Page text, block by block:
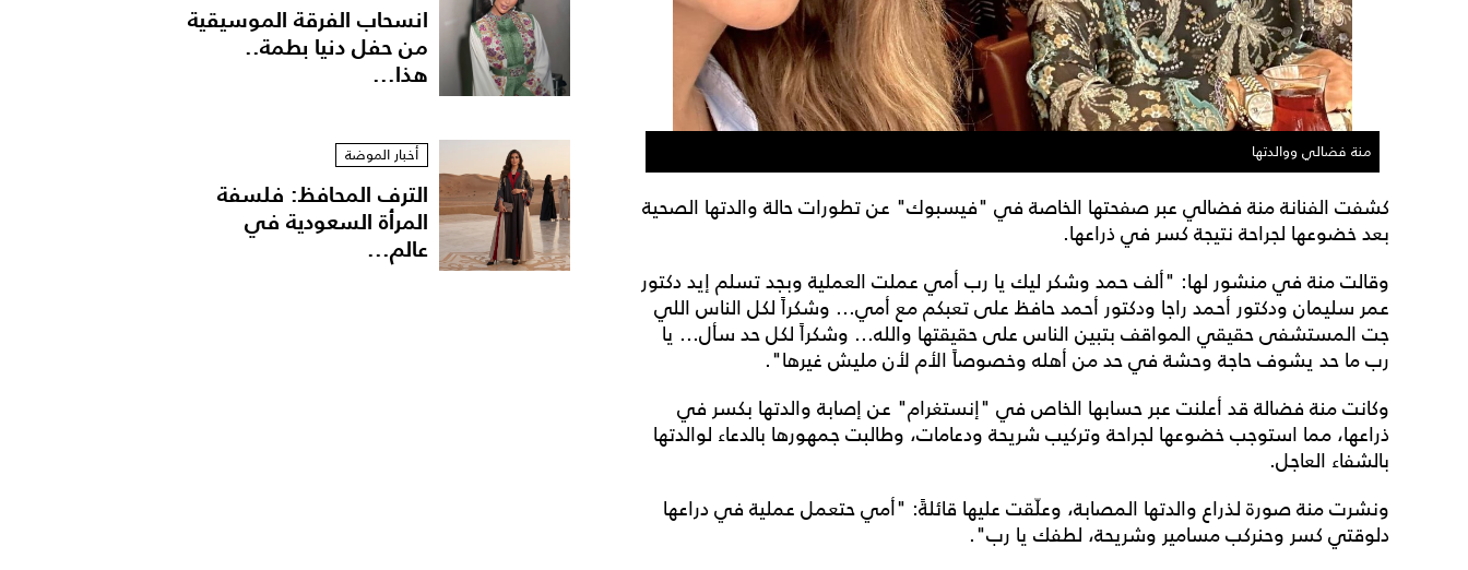
منة فضالي ووالدتها منشور منة فضالي
كشفت الفنانة منة فضالي عبر صفحتها الخاصة في "فيسبوك" عن تطورات حالة والدتها الصحية
بعد خضوعها لجراحة نتيجة كسر في ذراعها.
وقالت منة في منشور لها: "ألف حمد وشكر ليك يا رب أمي عملت العملية وبجد تسلم إيد دكتور
عمر سليمان ودكتور أحمد راجا ودكتور أحمد حافظ على تعبكم مع أمي... وشكراً لكل الناس اللي
جت المستشفى حقيقي المواقف بتبين الناس على حقيقتها والله... وشكراً لكل حد سأل... يا
رب ما حد يشوف حاجة وحشة في حد من أهله وخصوصاً الأم لأن مليش غيرها".
وكانت منة فضالة قد أعلنت عبر حسابها الخاص في "إنستغرام" عن إصابة والدتها بكسر في
ذراعها، مما استوجب خضوعها لجراحة وتركيب شريحة ودعامات، وطالبت جمهورها بالدعاء لوالدتها
بالشفاء العاجل.
ونشرت منة صورة لذراع والدتها المصابة، وعلّقت عليها قائلةً: "أمي حتعمل عملية في دراعها
دلوقتي كسر وحنركب مسامير وشريحة، لطفك يا رب".
انسحاب الفرقة الموسيقية
من حفل دنيا بطمة..
هذا...
أخبار الموضة
الترف المحافظ: فلسفة
المرأة السعودية في
عالم...